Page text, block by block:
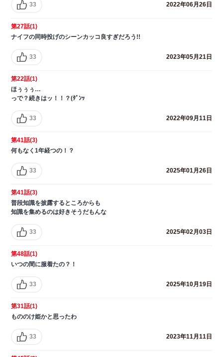
33 2022年06月26日
第27話(1)
ナイフの同時投げのシーンカッコ良すぎだろう!!
33 2023年05月21日
第22話(1)
ほぅぅぅ…
っで？続きはッ！！？(ﾀﾞﾝｯ
33 2022年09月11日
第41話(3)
何もなく1年経つの！？
33 2025年01月26日
第41話(3)
普段知識を披露するところからも
知識を集めるのは好きそうだもんな
33 2025年02月03日
第48話(1)
いつの間に服着たの？！
33 2025年10月19日
第31話(1)
もののけ姫かと思ったわ
33 2023年11月11日